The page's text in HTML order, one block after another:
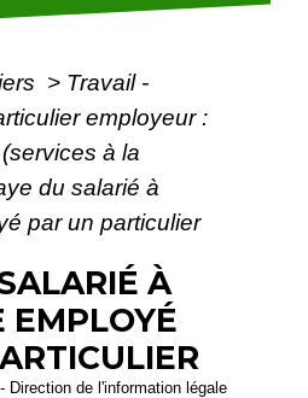
> Travail -
employeur :
à la
du salarié à
par un particulier
À
EMPLOYÉ
Direction de l'information légale